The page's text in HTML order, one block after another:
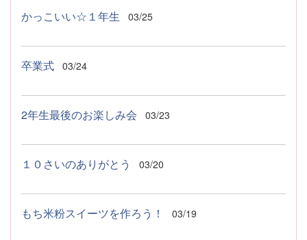
かっこいい☆１年生 03/25
卒業式 03/24
2年生最後のお楽しみ会 03/23
１０さいのありがとう 03/20
もち米粉スイーツを作ろう！ 03/19